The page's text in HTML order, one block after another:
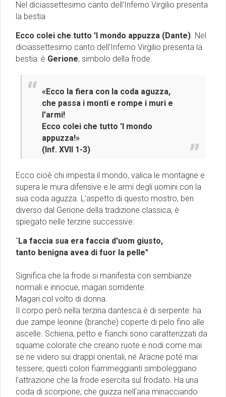
Nel diciassettesimo canto dell'Inferno Virgilio presenta
la bestia
Ecco colei che tutto 'l mondo appuzza (Dante) . Nel
diciassettesimo canto dell'Inferno Virgilio presenta la
bestia: è Gerione, simbolo della frode.
«Ecco la fiera con la coda aguzza,
che passa i monti e rompe i muri e
l'armi!
Ecco colei che tutto 'l mondo
appuzza!»
(Inf. XVII 1-3)
Ecco cioè chi impesta il mondo, valica le montagne e
supera le mura difensive e le armi degli uomini con la
sua coda aguzza. L'aspetto di questo mostro, ben
diverso dal Gerione della tradizione classica, è
spiegato nelle terzine successive:
"La faccia sua era faccia d'uom giusto,
tanto benigna avea di fuor la pelle"
Significa che la frode si manifesta con sembianze
normali e innocue, magari sorridente.
Magari col volto di donna.
Il corpo però nella terzina dantesca è di serpente: ha
due zampe leonine (branche) coperte di pelo fino alle
ascelle. Schiena, petto e fianchi sono caratterizzati da
squame colorate che creano ruote e nodi come mai
se ne videro sui drappi orientali, né Aracne poté mai
tessere; questi colori fiammeggianti simboleggiano
l'attrazione che la frode esercita sul frodato. Ha una
coda di scorpione, che guizza nell'aria minacciando